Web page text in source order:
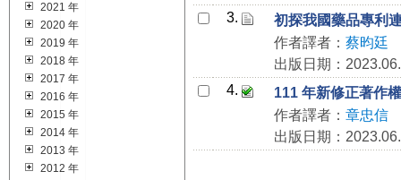
2021 年
2020 年
2019 年
2018 年
2017 年
2016 年
2015 年
2014 年
2013 年
2012 年
3.
初探我國藥品專利
作者譯者： 蔡昀廷
出版日期：
4.
111 年新修正著作
作者譯者： 章忠信
出版日期：